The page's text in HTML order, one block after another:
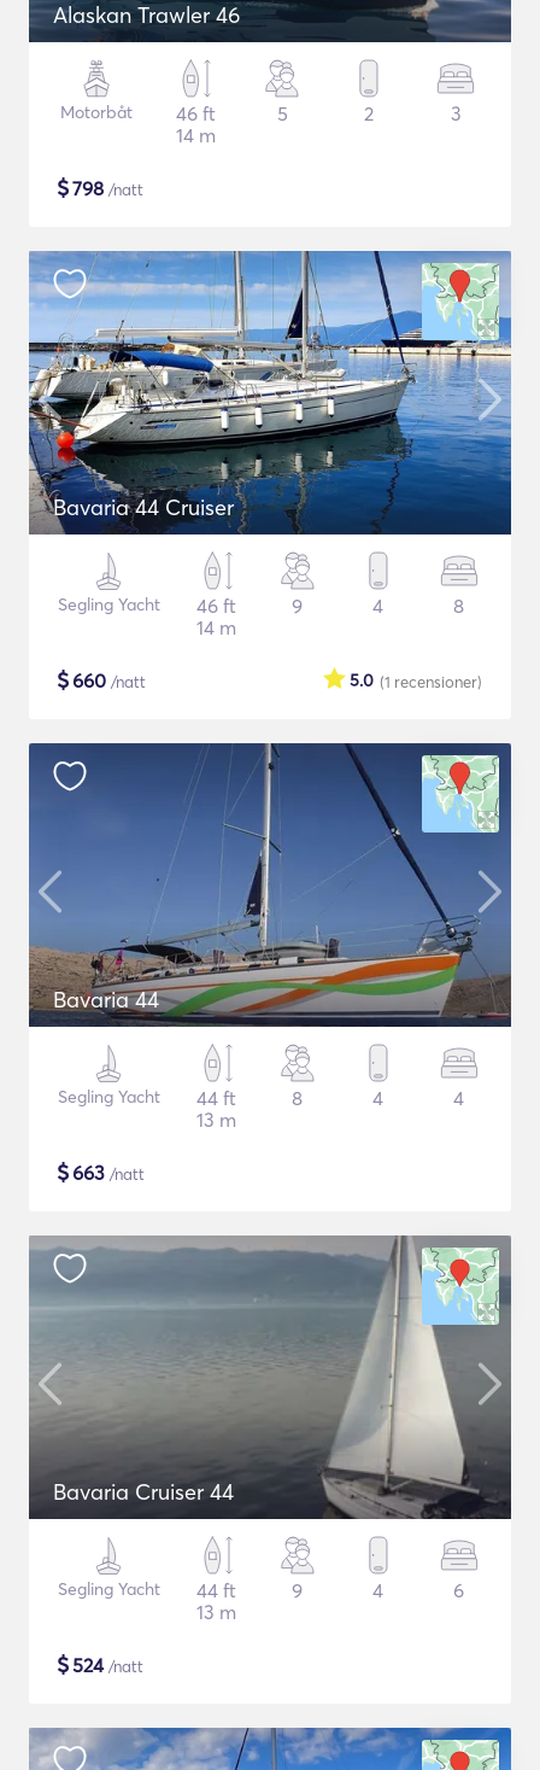
Alaskan Trawler 46
Motorbåt
46 ft
14 m
5 2 3
$798 /natt
Bavaria 44 Cruiser
Segling Yacht
46 ft
14 m
9 4 8
$660 /natt (1 recensioner)
5.0
Bavaria 44
Segling Yacht
44 ft
13 m
8 4 4
$663 /natt
Bavaria Cruiser 44
Segling Yacht
44 ft
13 m
9 4 6
$524/natt